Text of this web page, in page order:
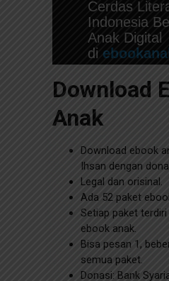
Cerdas
Indonesia
Anak Digital
di